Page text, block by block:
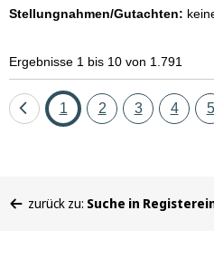
Stellungnahmen/Gutachten:
Ergebnisse 1 bis 10 von 1.791
EineSeite
1 Seite
2 Seite
3 Seite
4 5
befinden
zurück zu: Suche in